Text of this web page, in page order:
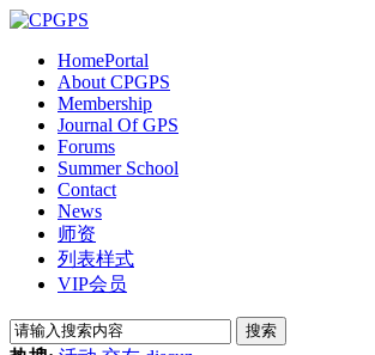
HomePortal
About CPGPS
Membership
Journal Of GPS
Forums
Summer School
Contact
News
师资
列表样式
VIP会员
搜索